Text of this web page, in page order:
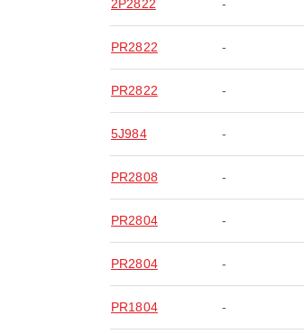
2P2822 -
PR2822 -
PR2822 -
5J984 -
PR2808 -
PR2804 -
PR2804 -
PR1804 -